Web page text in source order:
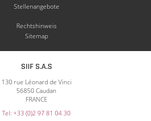
Stellenangebote
Rechtshinweis
Sitemap
SIIF S.A.S
130 rue Léonard de Vinci
56850 Caudan
FRANCE
Tel: +33 (0)2 97 81 04 30